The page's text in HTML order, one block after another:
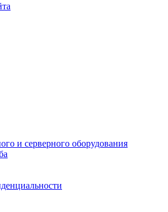
и серверного оборудования